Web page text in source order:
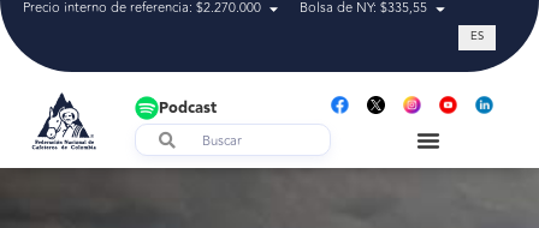
Precio interno de referencia: $2.270.000 Bolsa de NY: $335,55 Tasa de
ES
Podcast